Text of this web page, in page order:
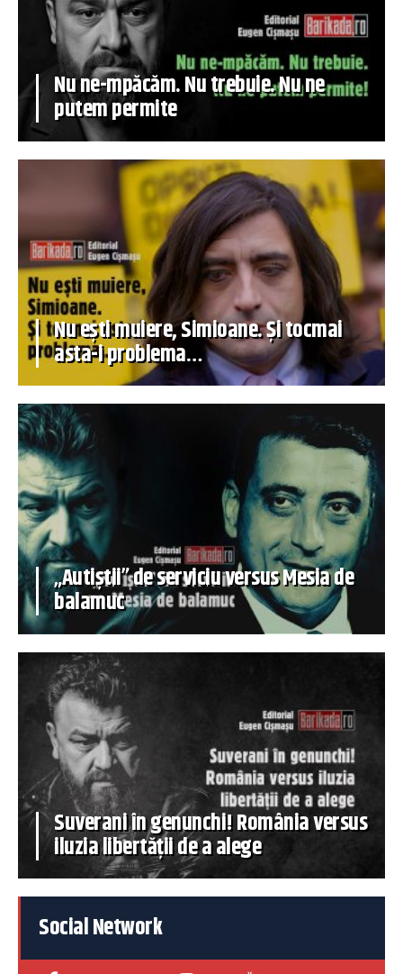
Nu ne-mpăcăm. Nu trebuie. Nu ne
putem permite
Nu ești muiere, Simioane. Și tocmai
asta-i problema…
„Autiștii” de serviciu versus Mesia de
balamuc
Suverani în genunchi! România versus
iluzia libertății de a alege
Social Network